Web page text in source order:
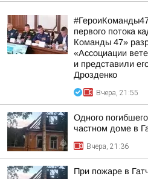
первого потока
Команды 47»
«Ассоциации
и представили
Дрозденко
Вчера, 21:55
Одного
частном доме в
Вчера, 21:36
При пожаре в